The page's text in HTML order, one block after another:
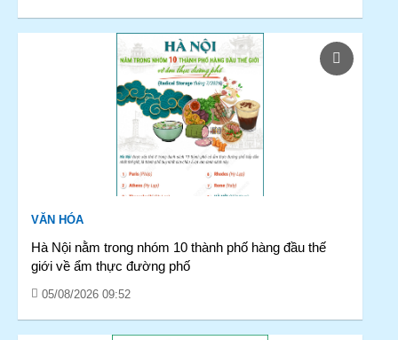
VĂN HÓA
Hà Nội nằm trong nhóm 10 thành phố hàng đầu thế
giới về ẩm thực đường phố
05/08/2026 09:52